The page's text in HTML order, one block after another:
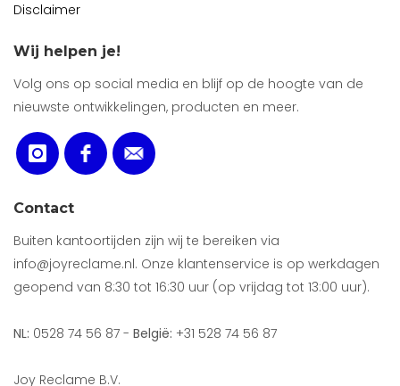
Disclaimer
Wij helpen je!
Volg ons op social media en blijf op de hoogte van de
nieuwste ontwikkelingen, producten en meer.
Contact
Buiten kantoortijden zijn wij te bereiken via
info@joyreclame.nl. Onze klantenservice is op werkdagen
geopend van 8:30 tot 16:30 uur (op vrijdag tot 13:00 uur).
NL: 0528 74 56 87 - België: +31 528 74 56 87
Joy Reclame B.V.